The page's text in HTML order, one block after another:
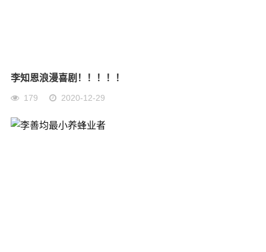
李知恩浪漫喜剧！！！！！
179 2020-12-29